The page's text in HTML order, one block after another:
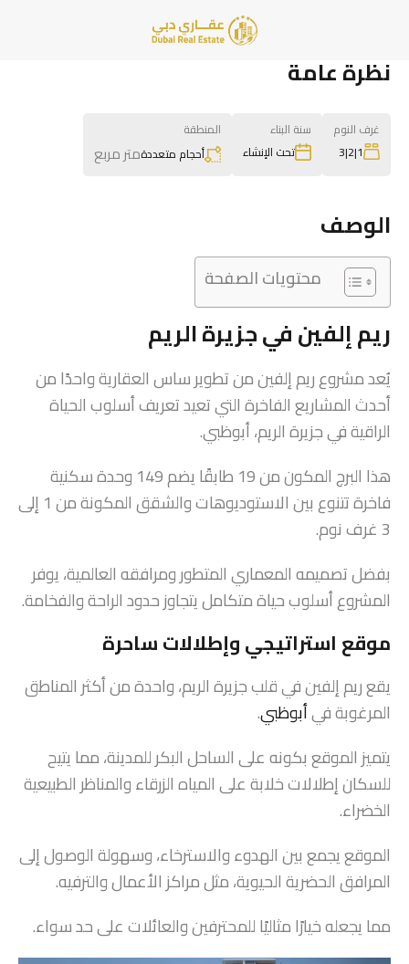
نظرة عامة
غرف النوم
1|2|3
سنة البناء
تحت الإنشاء
المنطقة
أحجام متعددةمتر مربع
الوصف
محتويات الصفحة
ريم إلفين في جزيرة الريم
يُعد مشروع ريم إلفين من تطوير ساس العقارية واحدًا من
أحدث المشاريع الفاخرة التي تعيد تعريف أسلوب الحياة
الراقية في جزيرة الريم، أبوظبي.
هذا البرج المكون من 19 طابقًا يضم 149 وحدة سكنية
فاخرة تتنوع بين الاستوديوهات والشقق المكونة من 1 إلى
3 غرف نوم.
بفضل تصميمه المعماري المتطور ومرافقه العالمية، يوفر
المشروع أسلوب حياة متكامل يتجاوز حدود الراحة والفخامة.
موقع استراتيجي وإطلالات ساحرة
يقع ريم إلفين في قلب جزيرة الريم، واحدة من أكثر المناطق
المرغوبة فيأبوظبي.
يتميز الموقع بكونه على الساحل البكر للمدينة، مما يتيح
للسكان إطلالات خلابة على المياه الزرقاء والمناظر الطبيعية
الخضراء.
الموقع يجمع بين الهدوء والاسترخاء، وسهولة الوصول إلى
المرافق الحضرية الحيوية، مثل مراكز الأعمال والترفيه.
مما يجعله خيارًا مثاليًا للمحترفين والعائلات على حد سواء.